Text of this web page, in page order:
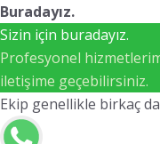
Buradayız.
Sizin için buradayız.
Profesyonel
iletişime geçebilirsiniz.
Ekip genellikle birkaç